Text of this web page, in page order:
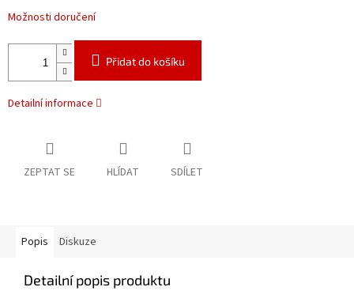
Možnosti doručení
Přidat do košíku
Detailní informace
ZEPTAT SE HLÍDAT SDÍLET
Popis Diskuze
Detailní popis produktu